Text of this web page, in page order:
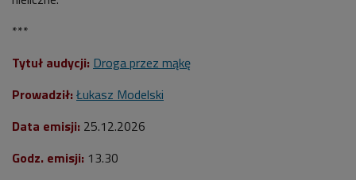
***
Tytuł audycji: Droga przez mąkę
Prowadził: Łukasz Modelski
Data emisji: 25.12.2026
Godz. emisji: 13.30